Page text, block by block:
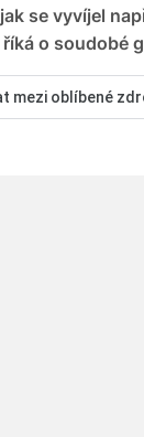
se vyvíjel
o soudobé
mezi oblíbené